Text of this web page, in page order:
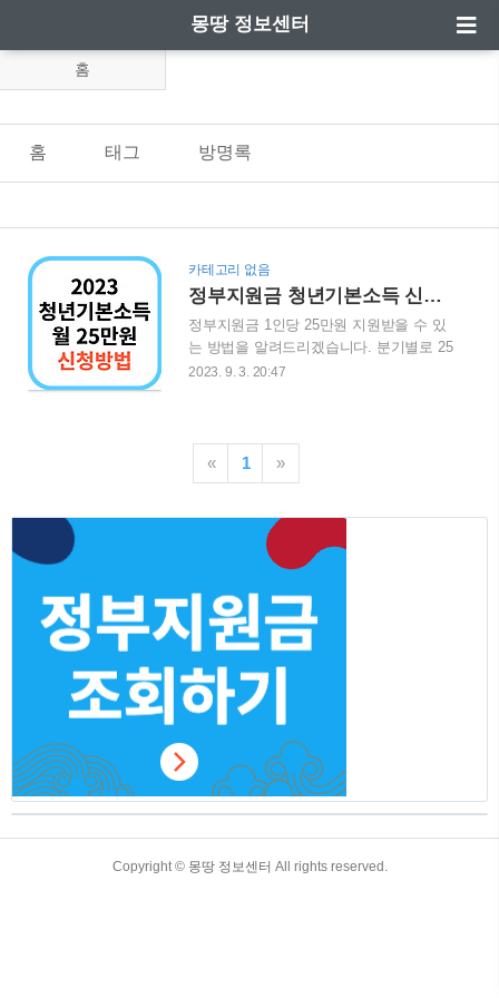
몽땅 정보센터
홈
홈 태그 방명록
카테고리 없음
정부지원금 청년기본소득 신청방법 및 지급일 정리
정부지원금 1인당 25만원 지원받을 수 있
는 방법을 알려드리겠습니다. 분기별로 25
만원씩 1년이면 얼마일까요? 자그만치
월 1일부터 ~ 10월 2일까지입니다. 약 한
달간의 기간이 있습니다. 서둘러 신청하세
인으로 신청가능하며, 경기도 일자리플랫
폼 잡아봐 홈페이지에서 신청이 가능합니
다. 경기도 일자리플랫폼 잡아봐 홈페이지
바로가기 지급대상 청년기본소득 정부지
원금의 지급대상은 다음과 같습니다. 만
24세 경기도 거주청년 / 최근 3년 이상 거
거주기간은 주민등록등본 초본 에서 확인
가능합니다. 경기도..
2023. 9. 3. 20:47
« 1 »
Copyright © 몽땅 정보센터 All rights reserved.
TistoryWhaleSkin3.4